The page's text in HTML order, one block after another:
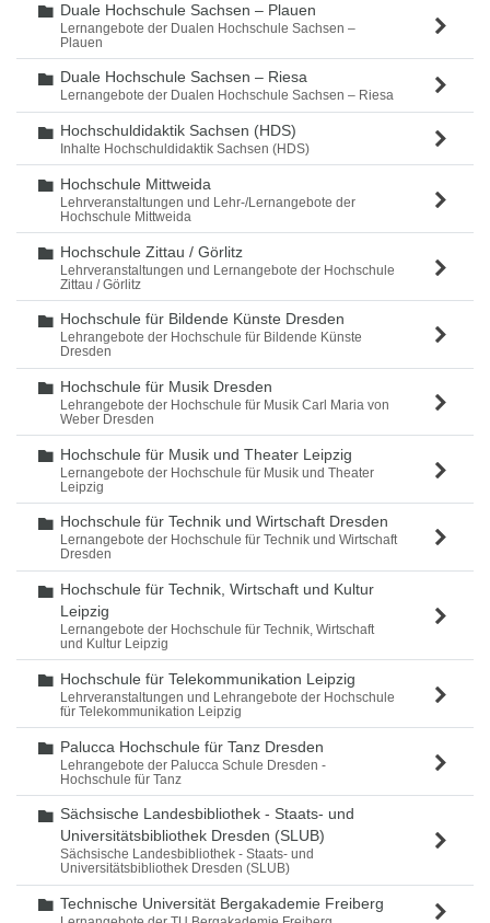
Ordner
Duale Hochschule Sachsen – Plauen
Lernangebote der Dualen Hochschule Sachsen –
Plauen
Ordner
Duale Hochschule Sachsen – Riesa
Lernangebote der Dualen Hochschule Sachsen – Riesa
Ordner
Hochschuldidaktik Sachsen (HDS)
Inhalte Hochschuldidaktik Sachsen (HDS)
Ordner
Hochschule Mittweida
Lehrveranstaltungen und Lehr-/Lernangebote der
Hochschule Mittweida
Ordner
Hochschule Zittau / Görlitz
Lehrveranstaltungen und Lernangebote der Hochschule
Zittau / Görlitz
Ordner
Hochschule für Bildende Künste Dresden
Lehrangebote der Hochschule für Bildende Künste
Dresden
Ordner
Hochschule für Musik Dresden
Lehrangebote der Hochschule für Musik Carl Maria von
Weber Dresden
Ordner
Hochschule für Musik und Theater Leipzig
Lernangebote der Hochschule für Musik und Theater
Leipzig
Ordner
Hochschule für Technik und Wirtschaft Dresden
Lernangebote der Hochschule für Technik und Wirtschaft
Dresden
Ordner
Hochschule für Technik, Wirtschaft und Kultur
Leipzig
Lernangebote der Hochschule für Technik, Wirtschaft
und Kultur Leipzig
Ordner
Hochschule für Telekommunikation Leipzig
Lehrveranstaltungen und Lehrangebote der Hochschule
für Telekommunikation Leipzig
Ordner
Palucca Hochschule für Tanz Dresden
Lehrangebote der Palucca Schule Dresden -
Hochschule für Tanz
Ordner
Sächsische Landesbibliothek - Staats- und
Universitätsbibliothek Dresden (SLUB)
Sächsische Landesbibliothek - Staats- und
Universitätsbibliothek Dresden (SLUB)
Ordner
Technische Universität Bergakademie Freiberg